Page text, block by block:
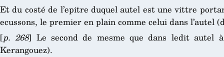
Et du costé de l’epitre duquel autel est une vittre
ecussons, le premier en plain comme celui dans l’autel
[p. 268] Le second de mesme que dans ledit autel
Kerangouez).